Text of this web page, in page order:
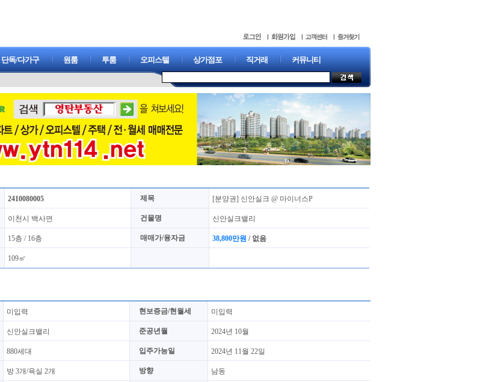
단독/다가구 원룸 투룸 오피스텔 상가점포 직거래 커뮤니티
2410080005 제목 [분양권] 신안실크 @ 마이너스P
이천시 백사면 건물명 신안실크밸리
15층 / 16층 매매가/융자금 38,800만원 / 없음
109㎡
미입력 현보증금/현월세 미입력
신안실크밸리 준공년월 2024년 10월
880세대 입주가능일 2024년 11월 22일
방 3개/욕실 2개 방향 남동